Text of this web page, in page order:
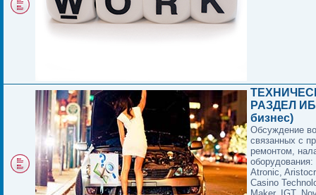
РАЗДЕЛ
бизнес)
Обсуждение
связанных с
ремонтом,
оборудования:
Atronic,
Casino